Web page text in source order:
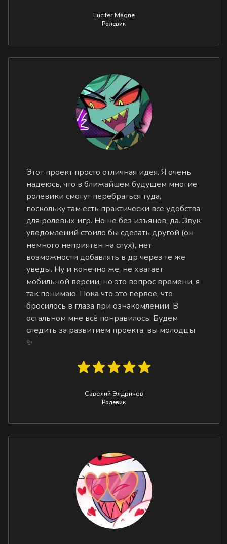
Lucifer Magne
Ролевик
Этот проект просто отличная идея. Я очень
надеюсь, что в ближайшем будущем многие
ролевики смогут перебраться туда,
поскольку там есть практически все удобства
для ролевых игр. Но не без изъянов, да. Звук
уведомлений стоило бы сделать другой (он
немного неприятен на слух), нет
возможности добавлять в др через те же
уведы. Ну и конечно же, не хватает
мобильной версии, но это вопрос времени, я
так понимаю. Пока что это первое, что
бросилось в глаза при ознакомлении. В
остальном мне всё понравилось. Будем
следить за развитием проекта, вы молодцы
✨
Савелий Элдричев
Ролевик